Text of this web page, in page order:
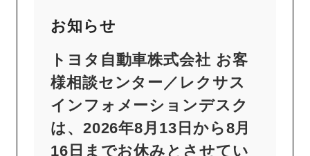
お知らせ
トヨタ自動車株式会社 お客
様相談センター／レクサス
インフォメーションデスク
は、2026年8月13日から8月
16日までお休みとさせてい